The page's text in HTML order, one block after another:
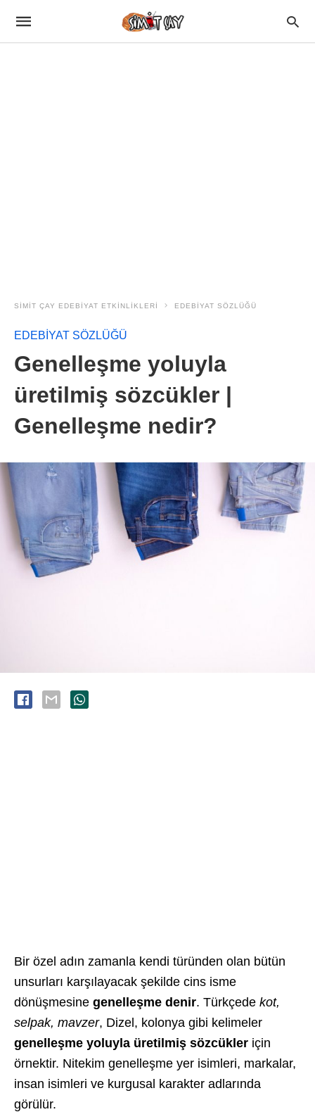
SIMIT ÇAY EDEBIYAT ETKINLIKLERI EDEBİYAT SÖZLÜĞÜ
EDEBİYAT SÖZLÜĞÜ
Genelleşme yoluyla
üretilmiş sözcükler |
Genelleşme nedir?
Bir özel adın zamanla kendi türünden olan bütün
unsurları karşılayacak şekilde cins isme
dönüşmesine genelleşme denir. Türkçede kot,
selpak, mavzer, Dizel, kolonya gibi kelimeler
genelleşme yoluyla üretilmiş sözcükler için
örnektir. Nitekim genelleşme yer isimleri, markalar,
insan isimleri ve kurgusal karakter adlarında
görülür.